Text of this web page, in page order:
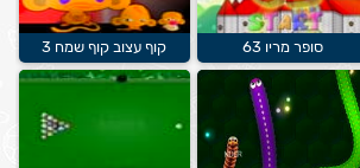
סופר מריו 63 קוף עצוב קוף שמח 3